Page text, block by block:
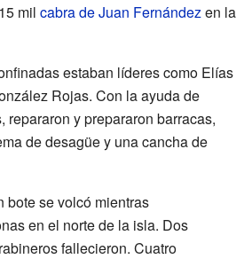
mil cabra de Juan Fernándezen la
estaban líderes como Elías
Rojas. Con la ayuda de
repararon y prepararon barracas,
de desagüe y una cancha de
bote se volcó mientras
en el norte de la isla. Dos
fallecieron. Cuatro